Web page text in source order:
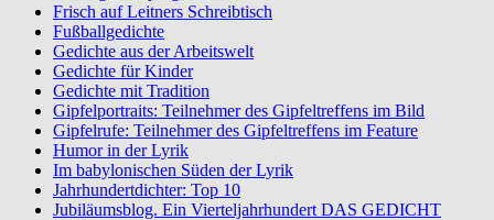
Frisch auf Leitners Schreibtisch
Fußballgedichte
Gedichte aus der Arbeitswelt
Gedichte für Kinder
Gedichte mit Tradition
Gipfelportraits: Teilnehmer des Gipfeltreffens im Bild
Gipfelrufe: Teilnehmer des Gipfeltreffens im Feature
Humor in der Lyrik
Im babylonischen Süden der Lyrik
Jahrhundertdichter: Top 10
Jubiläumsblog. Ein Vierteljahrhundert DAS GEDICHT